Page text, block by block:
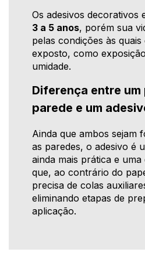
Os adesivos decorativos
3 a 5 anos, porém sua
pelas condições às
exposto, como
umidade.
Diferença entre um
parede e um
Ainda que ambos sejam
as paredes, o adesivo é
ainda mais prática e
que, ao contrário do
precisa de colas
eliminando etapas de
aplicação.